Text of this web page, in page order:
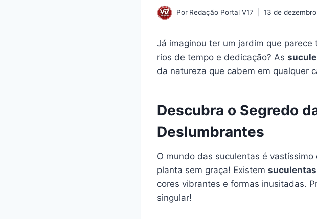
Por Redação Portal V17 13 de
Já imaginou ter um jardim que
rios de tempo e dedicação? As
da natureza que cabem em qualquer
Descubra o Segredo
Deslumbrantes
O mundo das suculentas é
planta sem graça! Existem
cores vibrantes e formas inusitadas.
singular!